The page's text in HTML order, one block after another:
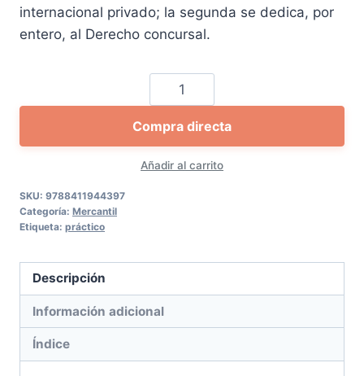
internacional privado; la segunda se dedica, por
entero, al Derecho concursal.
Prontuario
de
Derecho
de
la
Añadir al carrito
Compra directa
SKU: 9788411944397
Categoría: Mercantil
Etiqueta: práctico
Descripción
Información adicional
Índice